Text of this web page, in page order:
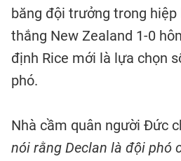
băng đội trưởng trong
thắng New Zealand 1-0
định Rice mới là lựa chọn
phó.
Nhà cầm quân người Đức
nói rằng Declan là đội phó